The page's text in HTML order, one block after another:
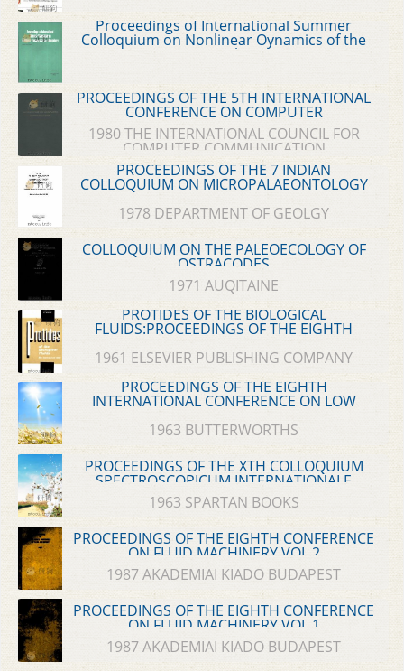
Proceedings of International Summer
Colloquium on Nonlinear Oynamics of the
Atmosphere
PROCEEDINGS OF THE 5TH INTERNATIONAL
CONFERENCE ON COMPUTER
COMMUNICATION
1980 THE INTERNATIONAL COUNCIL FOR
COMPUTER COMMUNICATION
PROCEEDINGS OF THE 7 INDIAN
COLLOQUIUM ON MICROPALAEONTOLOGY
1978 DEPARTMENT OF GEOLGY
COLLOQUIUM ON THE PALEOECOLOGY OF
OSTRACODES
1971 AUQITAINE
PROTIDES OF THE BIOLOGICAL
FLUIDS:PROCEEDINGS OF THE EIGHTH
1961 ELSEVIER PUBLISHING COMPANY
PROCEEDINGS OF THE EIGHTH
INTERNATIONAL CONFERENCE ON LOW
1963 BUTTERWORTHS
PROCEEDINGS OF THE XTH COLLOQUIUM
SPECTROSCOPICUM INTERNATIONALE
1963 SPARTAN BOOKS
PROCEEDINGS OF THE EIGHTH CONFERENCE
ON FLUID MACHINERY VOL.2
1987 AKADEMIAI KIADO BUDAPEST
PROCEEDINGS OF THE EIGHTH CONFERENCE
ON FLUID MACHINERY VOL.1
1987 AKADEMIAI KIADO BUDAPEST